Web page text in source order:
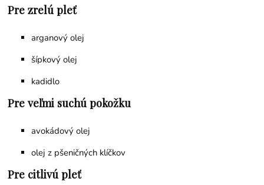
Pre zrelú pleť
arganový olej
šípkový olej
kadidlo
Pre veľmi suchú pokožku
avokádový olej
olej z pšeničných klíčkov
Pre citlivú pleť